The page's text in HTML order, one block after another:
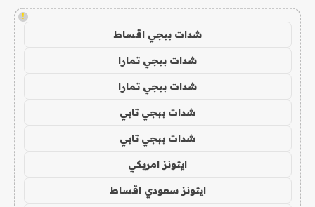
!
شدات ببجي اقساط
شدات ببجي تمارا
شدات ببجي تمارا
شدات ببجي تابي
شدات ببجي تابي
ايتونز امريكي
ايتونز سعودي اقساط